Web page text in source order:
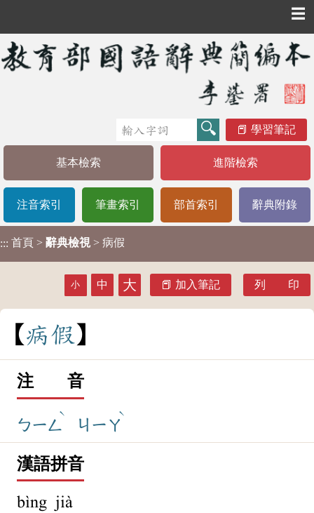
☰
學習筆記
基本檢索 進階檢索
注音索引 筆畫索引 部首索引 辭典附錄
::: 首頁 > 辭典檢視 > 病假
小 中 大 加入筆記 列 印
病假
注 音
ㄅㄧㄥ
ˋ
ㄐㄧㄚ
ˋ
漢語拼音
bìng jià